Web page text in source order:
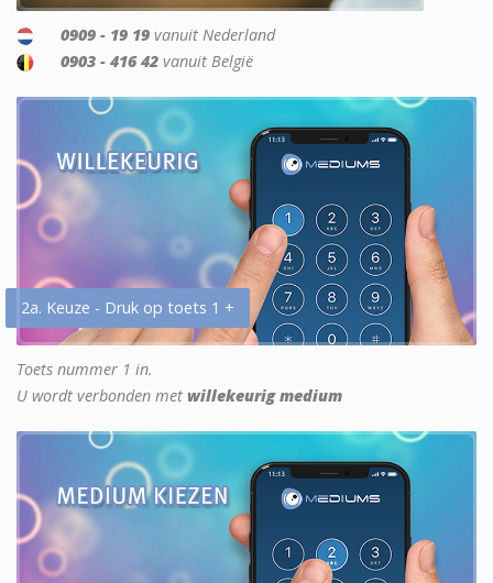
0909 - 19 19 vanuit Nederland
0903 - 416 42 vanuit België
2a. Keuze - Druk op toets 1 +
Toets nummer 1 in.
U wordt verbonden met willekeurig medium